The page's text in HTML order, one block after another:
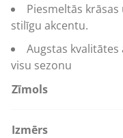
Piesmeltās
stilīgu akcentu.
Augstas
visu sezonu
Zīmols
Izmērs